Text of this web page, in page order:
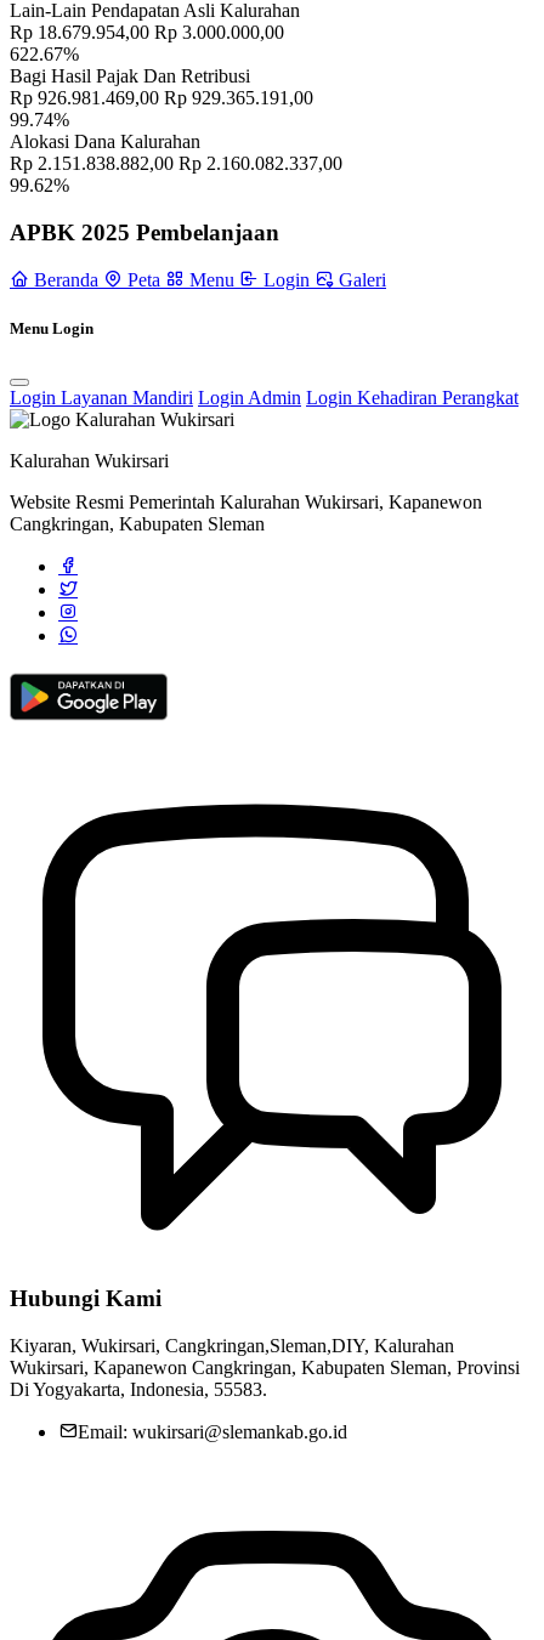
Kabupaten Bogor Ke Wukirsari. 12 Januari 2024
Rapat Koordinasi Kearsipan Kalurahan Wukirsari, Perkuat Tata
Kelola Administrasi dan Pengelolaan Dokumen
Peraturan Kalurahan Wukirsari Nomor 06Tahun 2022
20 April 2014
Lurah Wukirsari Mengajak Dukuh Tingkatkan Kebersamaan dan
Satlinmas Wukirsari Gelar Apel Siaga Jelang Malam Takbiran,
Latihan Manasik Haji Diikuti TK dan KB di Wukirsari: Perkenalkan
Ibadah Sejak Usia Dini 11 Oktober 2024
Lain-Lain Pendapatan Asli Kalurahan
Rp 18.679.954,00 Rp 3.000.000,00
622.67%
Bagi Hasil Pajak Dan Retribusi
Rp 926.981.469,00 Rp 929.365.191,00
99.74%
Alokasi Dana Kalurahan
Rp 2.151.838.882,00 Rp 2.160.082.337,00
99.62%
APBK 2025 Pembelanjaan
Beranda Peta Menu Login Galeri
Menu Login
Login Layanan Mandiri Login Admin Login Kehadiran Perangkat
Kalurahan Wukirsari
Website Resmi Pemerintah Kalurahan Wukirsari, Kapanewon
Cangkringan, Kabupaten Sleman
Hubungi Kami
Kiyaran, Wukirsari, Cangkringan,Sleman,DIY, Kalurahan
Wukirsari, Kapanewon Cangkringan, Kabupaten Sleman, Provinsi
Di Yogyakarta, Indonesia, 55583.
Email: wukirsari@slemankab.go.id